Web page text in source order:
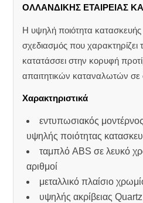
ΟΛΛΑΝΔΙΚΗΣ ΕΤΑΙΡΕΙΑΣ
Η υψηλή ποιότητα κατασκευής
σχεδιασμός που χαρακτηρίζει
κατατάσσει στην κορυφή
απαιτητικών καταναλωτών σε
Χαρακτηριστικά
εντυπωσιακός
υψηλής ποιότητας
ταμπλό ABS σε λευκό
αριθμοί
μεταλλικό πλαίσιο
υψηλής ακρίβειας